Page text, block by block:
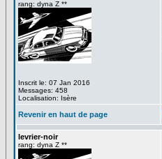
rang: dyna Z **
Inscrit le: 07 Jan 2016
Messages: 458
Localisation: Isère
Revenir en haut de page
levrier-noir
rang: dyna Z **